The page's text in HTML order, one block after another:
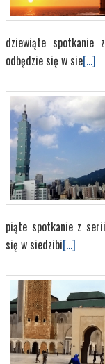
dziewiąte spotkanie
odbędzie się w sie[...]
piąte spotkanie z
się w siedzibi[...]